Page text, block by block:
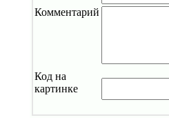
Комментарий
Код на
картинке